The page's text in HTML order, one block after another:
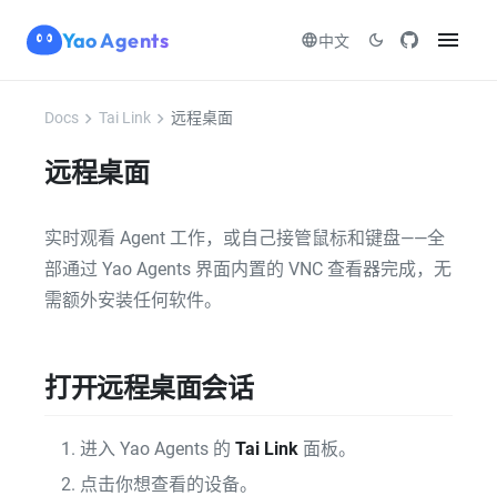
Yao Agents language中文 dark_mode menu
Docs chevron_right Tai Link chevron_right 远程桌面
远程桌面
实时观看 Agent 工作，或自己接管鼠标和键盘——全
部通过 Yao Agents 界面内置的 VNC 查看器完成，无
需额外安装任何软件。
打开远程桌面会话
进入 Yao Agents 的 Tai Link 面板。
点击你想查看的设备。